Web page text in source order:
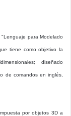
para Modelado
tiene como objetivo la
diseñado
de comandos en inglés,
por objetos 3D a